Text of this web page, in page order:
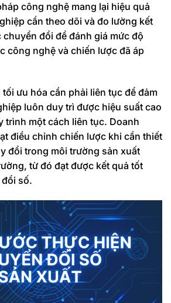
công nghệ mang lại hiệu quả
cần theo dõi và đo lường kết
đổi để đánh giá mức độ
công nghệ và chiến lược đã áp
ưu hóa cần phải liên tục để đảm
luôn duy trì được hiệu suất cao
trình một cách liên tục. Doanh
điều chỉnh chiến lược khi cần thiết
đổi trong môi trường sản xuất
từ đó đạt được kết quả tốt
số.